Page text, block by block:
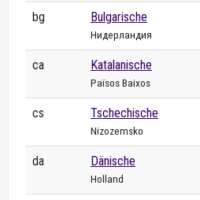
bg Bulgarische
Нидерландия
ca Katalanische
Països Baixos
cs Tschechische
Nizozemsko
da Dänische
Holland